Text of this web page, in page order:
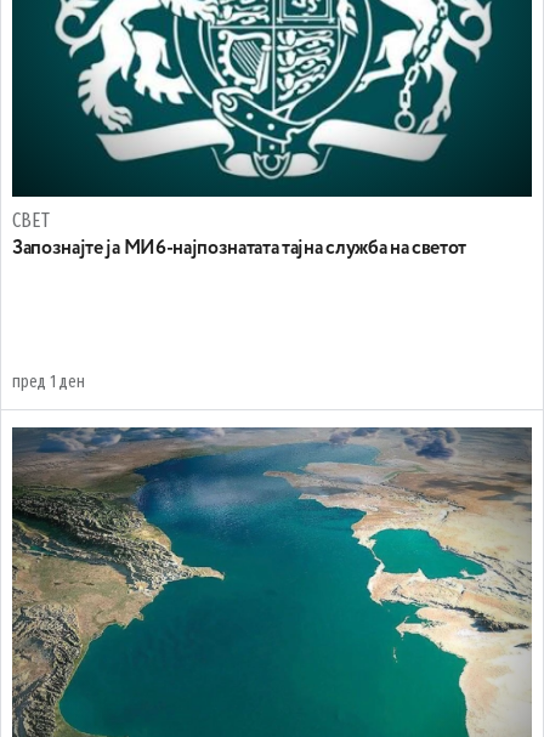
СВЕТ
Запознајте ја МИ6-најпознатата тајна служба на светот
пред 1 ден